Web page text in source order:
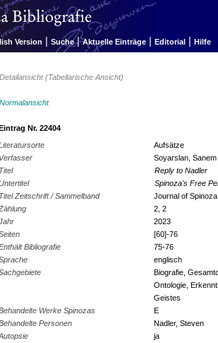
Version | Suche | Aktuelle Einträge | Editorial | Hilfe
Detailansicht (Tabellarische Ansicht)
Normalansicht
Nr. 22404
Aufsätze
Verfasser
Soyarslan, Sanem
Titel
Reply to Nadler
Spinoza's Free
Titel Zeitschrift / Sammelband
Journal of
2, 2
2023
[60]-76
Bibliografie
75-76
englisch
Biografie,
Ontologie,
Geistes
Werke Spinozas
E
Personen
Nadler, Steven
ja